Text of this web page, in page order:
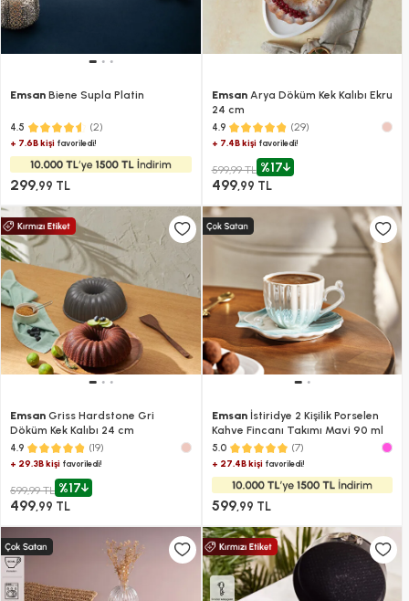
Emsan Biene Supla Platin
4.5 (2)
+ 7.6B kişi favoriledi!
299,99 TL
EmsanArya Döküm Kek Kalıbı Ekru
24 cm
4.9 (29)
+ 7.4B kişifavoriledi!
599,99 TL %17
499,99 TL
Emsan Griss Hardstone Gri
Döküm Kek Kalıbı 24 cm
4.9 (19)
+ 29.3B kişi favoriledi!
599,99 TL %17
499,99 TL
Emsanİstiridye 2 Kişilik Porselen
Kahve Fincanı Takımı Mavi 90 ml
5.0 (7)
+ 27.4B kişifavoriledi!
599,99 TL